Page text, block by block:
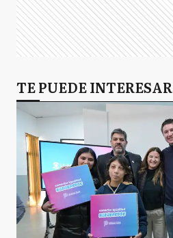
TE PUEDE INTERESAR